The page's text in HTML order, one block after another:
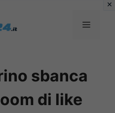
MENU
sbanca
di like